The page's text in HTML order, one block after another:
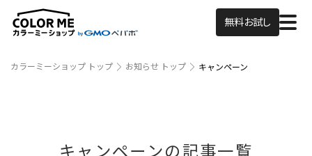
無料お試し
カラーミーショップ トップ お知らせ トップ キャンペーン
キャンペーンの記事一覧